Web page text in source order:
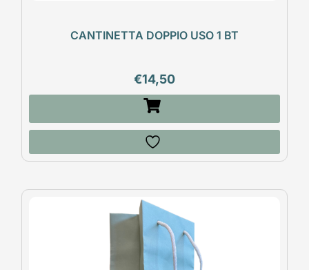
CANTINETTA DOPPIO USO 1 BT
€14,50